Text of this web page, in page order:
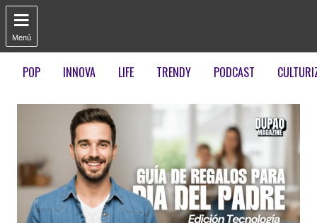

Menú
POP INNOVA LIFE TRENDY PODCAST